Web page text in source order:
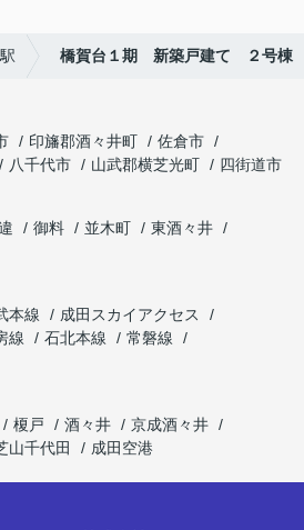
橋賀台１期 新築戸建て ２号棟
印旛郡酒々井町
佐倉市
八千代市 山武郡横芝光町
四街道市
御料 並木町
東酒々井
本線
成田スカイアクセス
線 石北本線
常磐線
榎戸 酒々井
京成酒々井
山千代田 成田空港